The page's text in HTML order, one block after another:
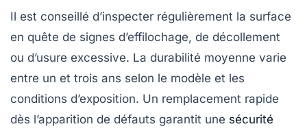
Il est conseillé d’inspecter régulièrement la surface
en quête de signes d’effilochage, de décollement
ou d’usure excessive. La durabilité moyenne varie
entre un et trois ans selon le modèle et les
conditions d’exposition. Un remplacement rapide
dès l’apparition de défauts garantit une sécurité